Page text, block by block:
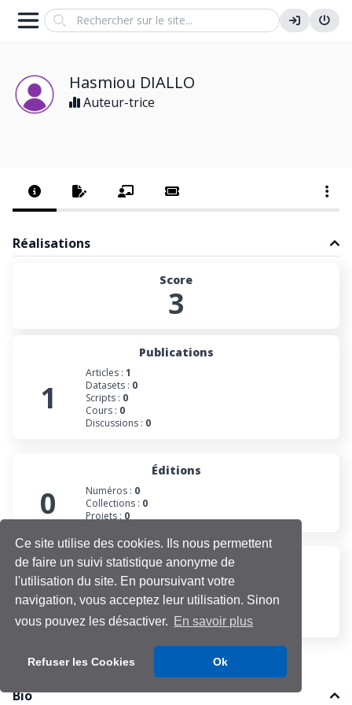
Ce site utilise des cookies. Ils nous permettent
de faire un suivi statistique anonyme de
l'utilisation du site. En poursuivant votre
navigation, vous acceptez leur utilisation. Sinon
vous pouvez les désactiver. En savoir plus
Refuser les Cookies Ok
Search
Hasmiou DIALLO
Auteur-trice
Réalisations
Score
3
Publications
1
Articles : 1
Datasets : 0
Scripts : 0
Cours : 0
Discussions : 0
Éditions
0 Numéros : 0
Collections : 0
Projets : 0
Participations
0 Évaluations :0
Projets :0
Cours :0
Discussions :0
Bio